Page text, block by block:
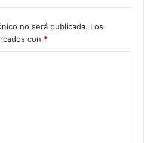
no será publicada. Los
con *